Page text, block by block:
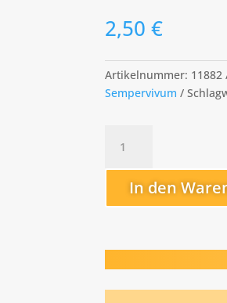
2,50€
Artikelnummer: 11882
Sempervivum
Menge
In den